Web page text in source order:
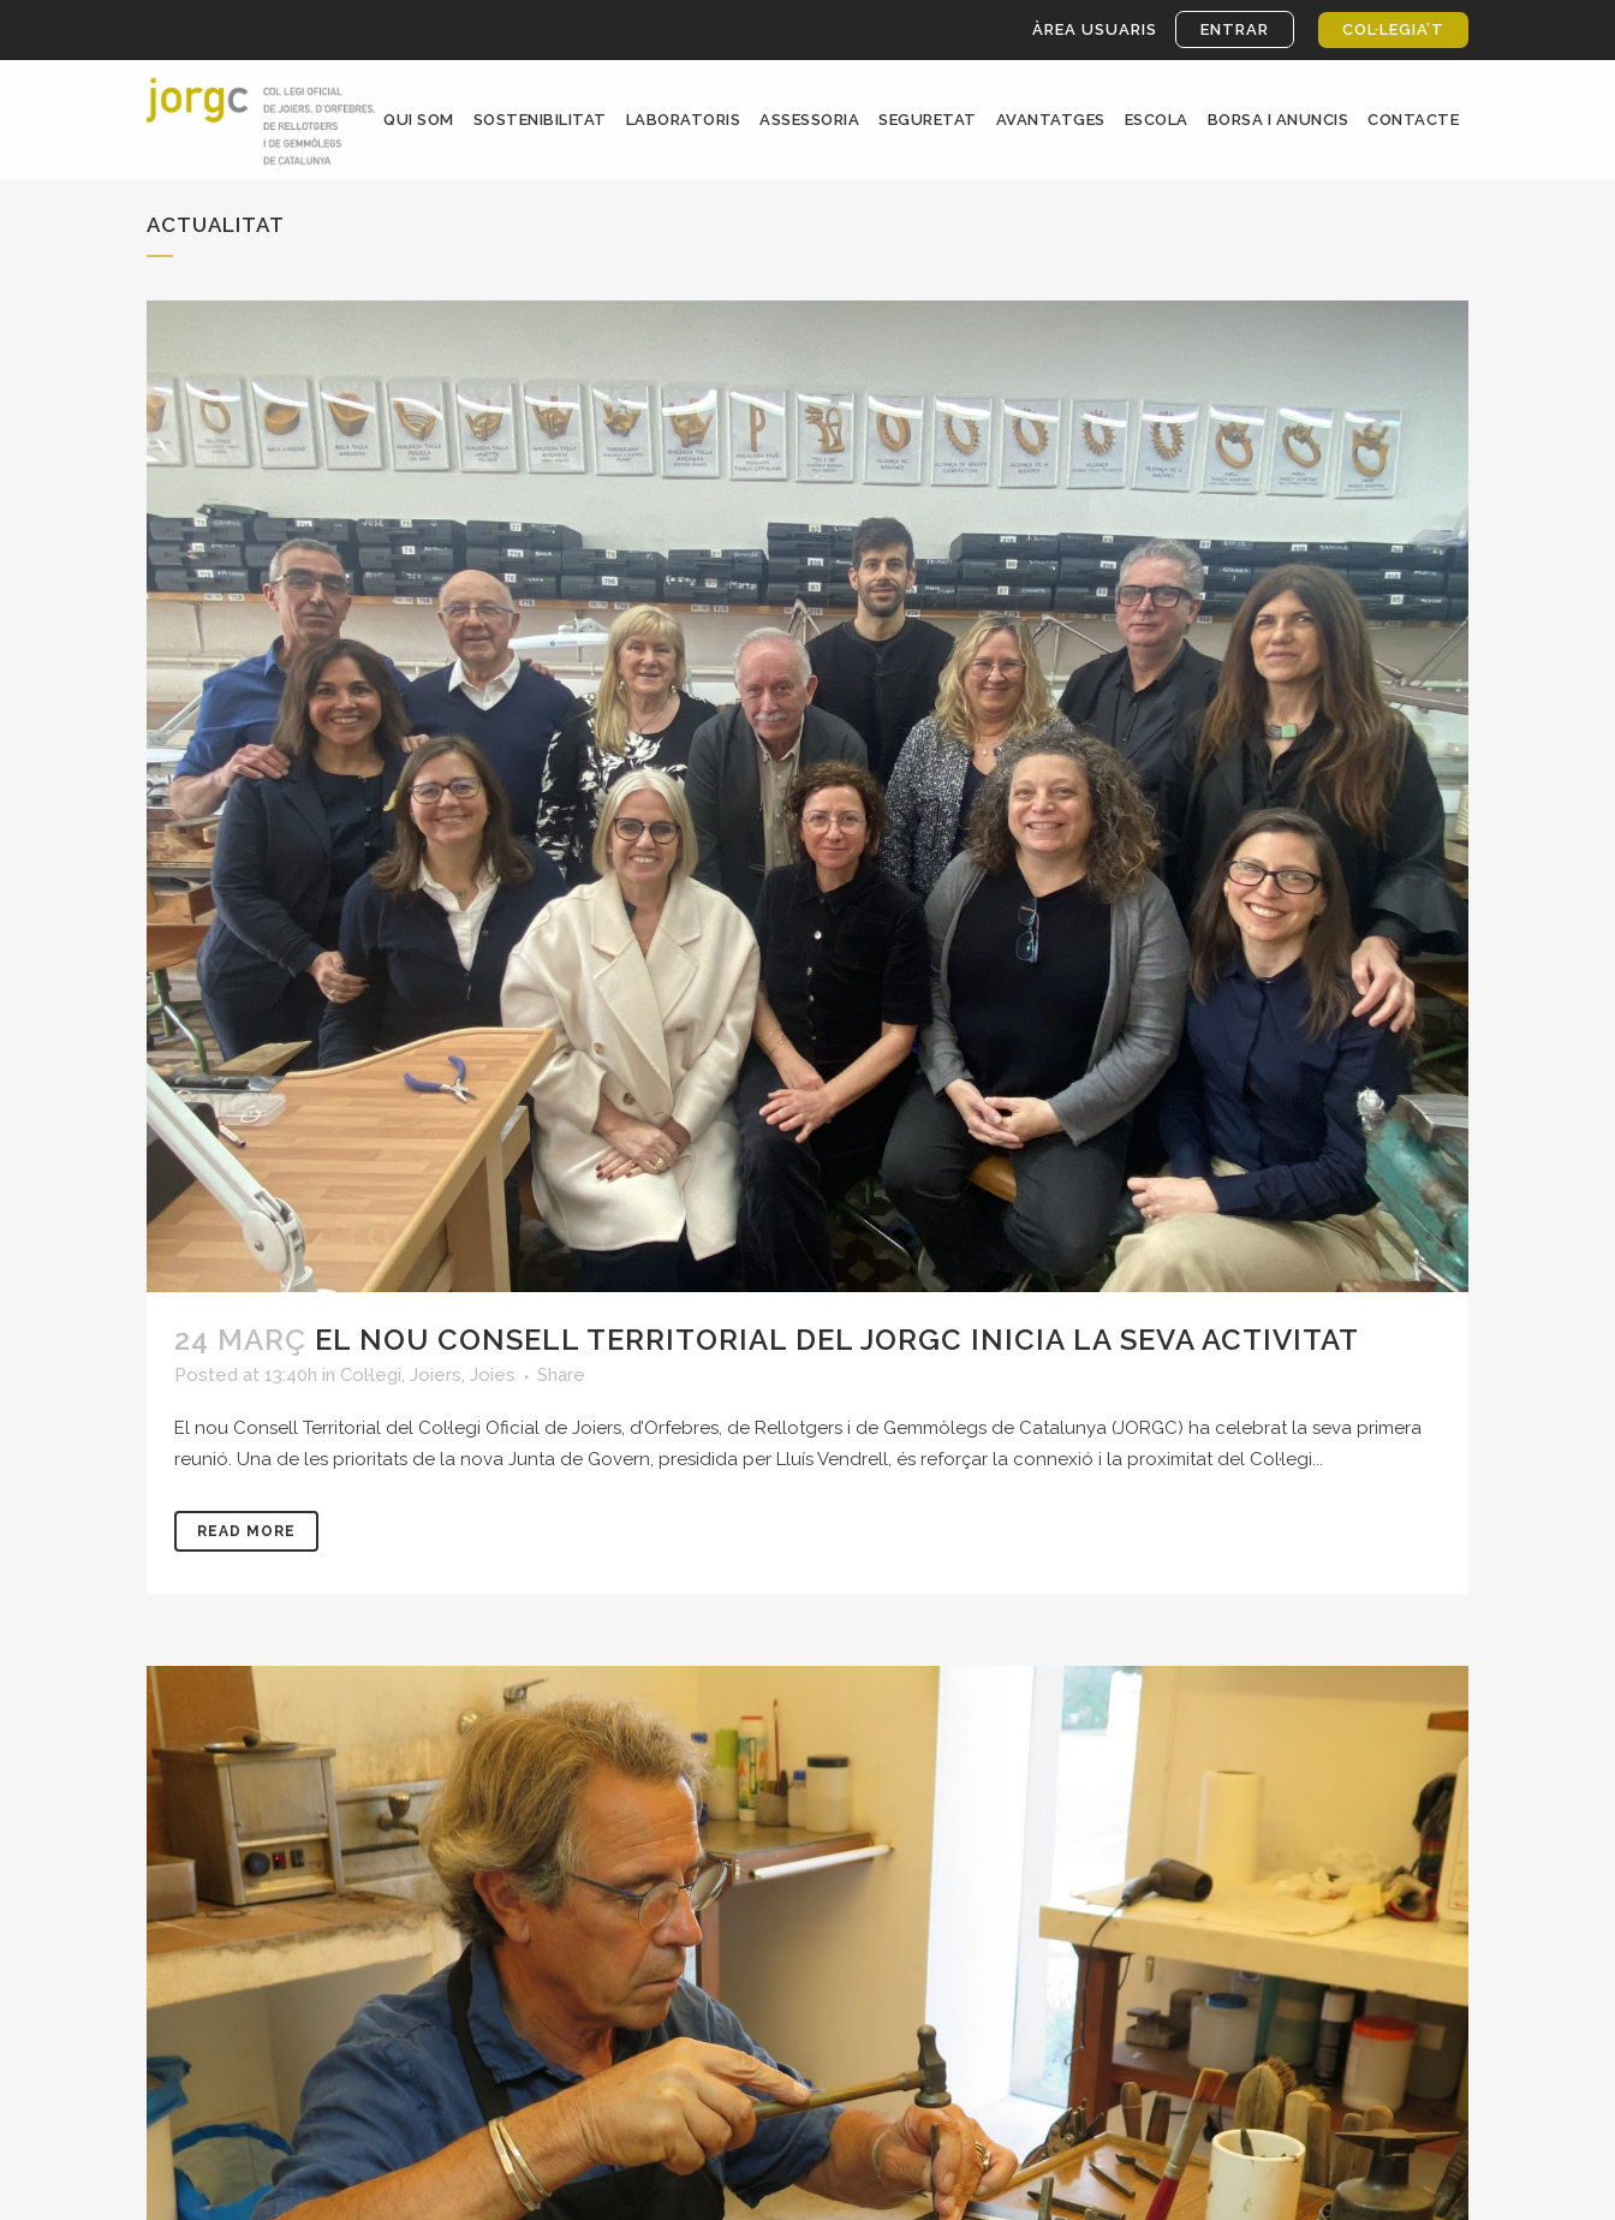
ÀREA USUARIS ENTRAR COL·LEGIA’T
QUI SOM SOSTENIBILITAT LABORATORIS ASSESSORIA SEGURETAT AVANTATGES ESCOLA BORSA I ANUNCIS CONTACTE
ACTUALITAT
24 MARÇ EL NOU CONSELL TERRITORIAL DEL JORGC INICIA LA SEVA ACTIVITAT
Posted at 13:40h in Col·legi, Joiers, Joies Share
El nou Consell Territorial del Col·legi Oficial de Joiers, d’Orfebres, de Rellotgers i de Gemmòlegs de Catalunya (JORGC) ha celebrat la seva primera
reunió. Una de les prioritats de la nova Junta de Govern, presidida per Lluís Vendrell, és reforçar la connexió i la proximitat del Col·legi...
READ MORE